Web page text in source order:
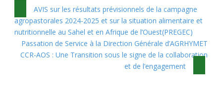
AVIS sur les résultats prévisionnels de la campagne
agropastorales 2024-2025 et sur la situation alimentaire et
nutritionnelle au Sahel et en Afrique de l’Ouest(PREGEC)
Passation de Service à la Direction Générale d’AGRHYMET
CCR-AOS : Une Transition sous le signe de la collaboration
et de l’engagement